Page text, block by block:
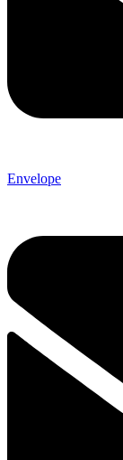
Envelope